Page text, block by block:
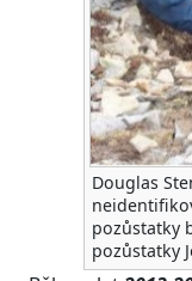
Douglas
pozůstatky
pozůstatky